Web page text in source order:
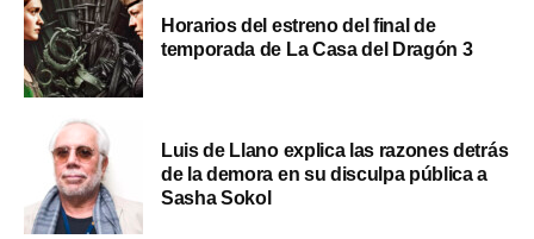
Horarios del estreno del final de
temporada de La Casa del Dragón 3
Luis de Llano explica las razones detrás
de la demora en su disculpa pública a
Sasha Sokol